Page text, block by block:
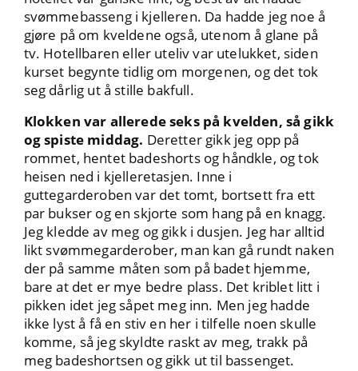
svømmebasseng i kjelleren. Da hadde jeg noe å
gjøre på om kveldene også, utenom å glane på
tv. Hotellbaren eller uteliv var utelukket, siden
kurset begynte tidlig om morgenen, og det tok
seg dårlig ut å stille bakfull.
Klokken var allerede seks på kvelden, så gikk
og spiste middag. Deretter gikk jeg opp på
rommet, hentet badeshorts og håndkle, og tok
heisen ned i kjelleretasjen. Inne i
guttegarderoben var det tomt, bortsett fra ett
par bukser og en skjorte som hang på en knagg.
Jeg kledde av meg og gikk i dusjen. Jeg har alltid
likt svømmegarderober, man kan gå rundt naken
der på samme måten som på badet hjemme,
bare at det er mye bedre plass. Det kriblet litt i
pikken idet jeg såpet meg inn. Men jeg hadde
ikke lyst å få en stiv en her i tilfelle noen skulle
komme, så jeg skyldte raskt av meg, trakk på
meg badeshortsen og gikk ut til bassenget.